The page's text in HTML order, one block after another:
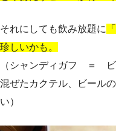
それにしても飲み放題に
珍しいかも。
（シャンディガフ ＝ ビ
混ぜたカクテル、ビール
い）